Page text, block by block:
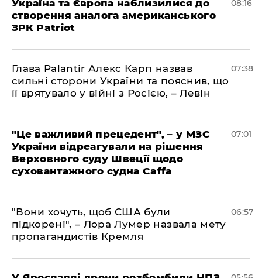
Україна та Європа наблизилися до
створення аналога американського
ЗРК Patriot
08:16
Глава Palantir Алекс Карп назвав
сильні сторони України та пояснив, що
її врятувало у війні з Росією, – Левін
07:38
"Це важливий прецедент", – у МЗС
України відреагували на рішення
Верховного суду Швеції щодо
суховантажного судна Caffa
07:01
"Вони хочуть, щоб США були
підкорені", – Лора Лумер назвала мету
пропагандистів Кремля
06:57